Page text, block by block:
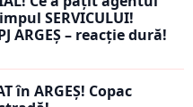
SERVICULUI!
ARGEȘ – reacție dură!
în ARGEȘ! Copac